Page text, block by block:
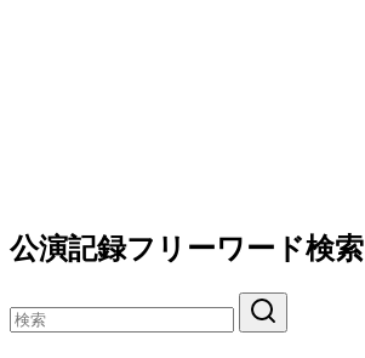
公演記録フリーワード検索